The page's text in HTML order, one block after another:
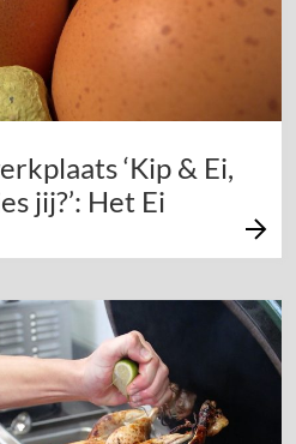
‘Kip & Ei,
jij?’: Het Ei